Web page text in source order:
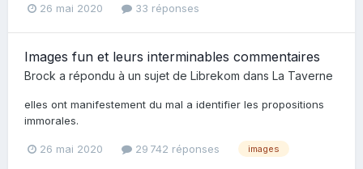
26 mai 2020 33 réponses
Images fun et leurs interminables commentaires
Brock a répondu à un sujet de Librekom dans La Taverne
elles ont manifestement du mal a identifier les propositions
immorales.
26 mai 2020 29 742 réponses images